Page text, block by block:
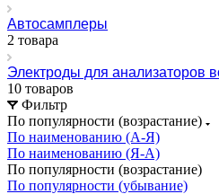
Автосамплеры
2 товара
Электроды для анализаторов
10 товаров
Фильтр
По популярности (возрастание)
По наименованию (А-Я)
По наименованию (Я-А)
По популярности (возрастание)
По популярности (убывание)